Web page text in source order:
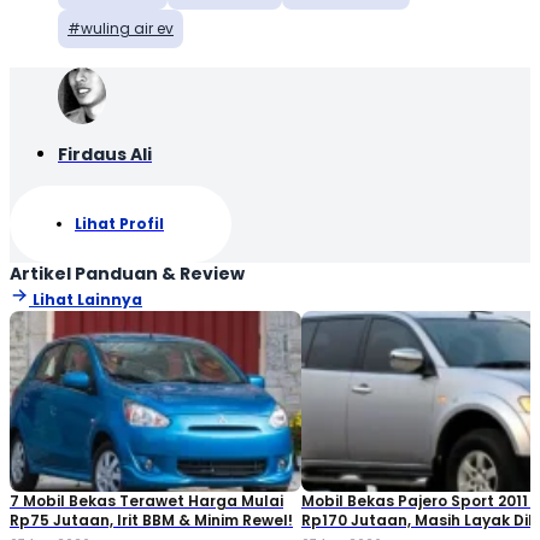
wuling air ev
Firdaus Ali
Lihat Profil
Artikel Panduan & Review
Lihat Lainnya
7 Mobil Bekas Terawet Harga Mulai
Rp75 Jutaan, Irit BBM & Minim Rewel!
Mobil Bekas Pajero Sport 2011
Rp170 Jutaan, Masih Layak